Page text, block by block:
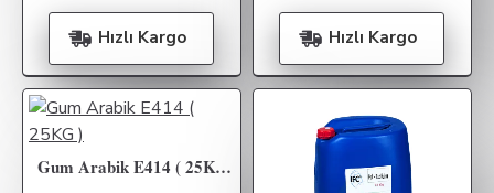
Hızlı Kargo Hızlı Kargo
Gum Arabik E414 ( 25KG )